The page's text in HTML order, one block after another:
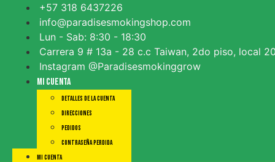
contenido
+57 318 6437226
info@paradisesmokingshop.com
Lun - Sab: 8:30 - 18:30
Carrera 9 # 13a - 28 c.c Taiwan, 2do piso, local
Instagram @Paradisesmokinggrow
Mi cuenta
Detalles de la cuenta
Direcciones
Pedidos
Contraseña perdida
Mi cuenta